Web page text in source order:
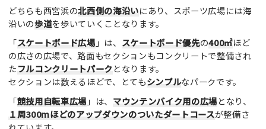
どちらも西宮浜の北西側の海沿いにあり、スポーツ広場には海
沿いの歩道を歩いていくことなります。
「スケートボード広場 」は、 スケートボード優先の400㎡ほど
の広さの広場で、路面もセクションもコンクリートで整備され
たフルコンクリートパークとなります。
セクションは数えるほどで、とてもシンプルなパークです。
「競技用自転車広場 」は、 マウンテンバイク用の広場となり、
１周300mほどのアップダウンのついたダートコースが整備さ